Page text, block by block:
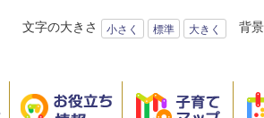
文字の大きさ 小さく 標準 大きく 背